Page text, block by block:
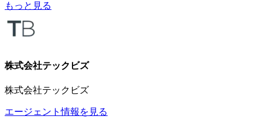
もっと見る
株式会社テックビズ
株式会社テックビズ
エージェント情報を見る